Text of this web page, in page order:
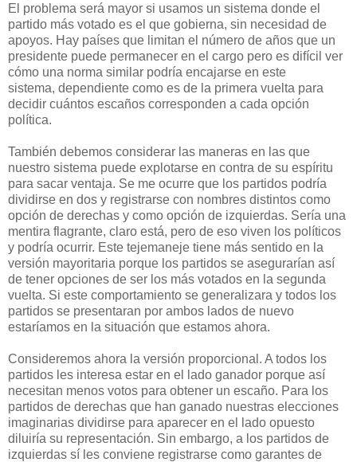
El problema será mayor si usamos un sistema donde el
partido más votado es el que gobierna, sin necesidad de
apoyos. Hay países que limitan el número de años que un
presidente puede permanecer en el cargo pero es difícil ver
cómo una norma similar podría encajarse en este
sistema, dependiente como es de la primera vuelta para
decidir cuántos escaños corresponden a cada opción
política.
También debemos considerar las maneras en las que
nuestro sistema puede explotarse en contra de su espíritu
para sacar ventaja. Se me ocurre que los partidos podría
dividirse en dos y registrarse con nombres distintos como
opción de derechas y como opción de izquierdas. Sería una
mentira flagrante, claro está, pero de eso viven los políticos
y podría ocurrir. Este tejemaneje tiene más sentido en la
versión mayoritaria porque los partidos se asegurarían así
de tener opciones de ser los más votados en la segunda
vuelta. Si este comportamiento se generalizara y todos los
partidos se presentaran por ambos lados de nuevo
estaríamos en la situación que estamos ahora.
Consideremos ahora la versión proporcional. A todos los
partidos les interesa estar en el lado ganador porque así
necesitan menos votos para obtener un escaño. Para los
partidos de derechas que han ganado nuestras elecciones
imaginarias dividirse para aparecer en el lado opuesto
diluiría su representación. Sin embargo, a los partidos de
izquierdas sí les conviene registrarse como garantes de